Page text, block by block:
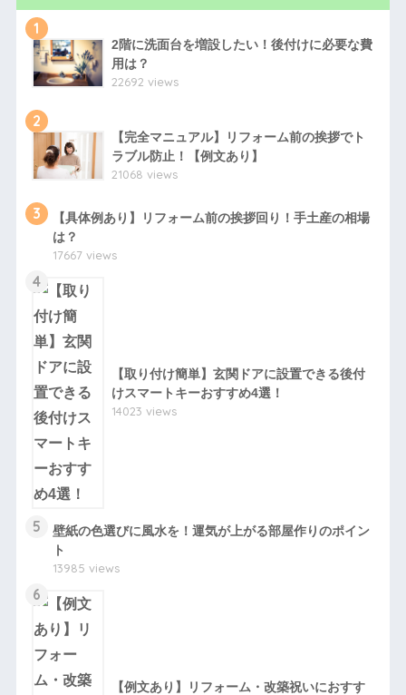
1
2階に洗面台を増設したい！後付けに必要な費
用は？
22692 views
2
【完全マニュアル】リフォーム前の挨拶でト
ラブル防止！【例文あり】
21068 views
3
【具体例あり】リフォーム前の挨拶回り！手土産の相場
は？
17667 views
4
【取り付け簡単】玄関ドアに設置できる後付
けスマートキーおすすめ4選！
14023 views
5
壁紙の色選びに風水を！運気が上がる部屋作りのポイン
ト
13985 views
6
【例文あり】リフォーム・改築祝いにおすす